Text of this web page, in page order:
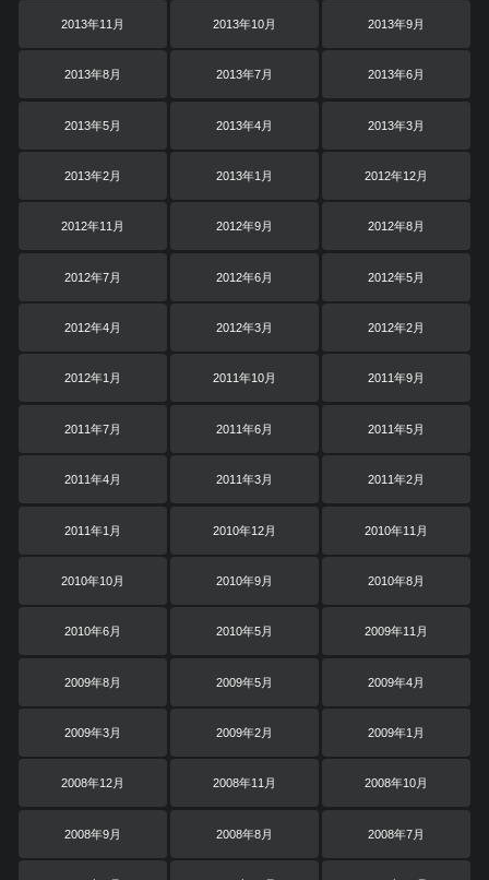
2013年11月 2013年10月 2013年9月
2013年8月 2013年7月 2013年6月
2013年5月 2013年4月 2013年3月
2013年2月 2013年1月 2012年12月
2012年11月 2012年9月 2012年8月
2012年7月 2012年6月 2012年5月
2012年4月 2012年3月 2012年2月
2012年1月 2011年10月 2011年9月
2011年7月 2011年6月 2011年5月
2011年4月 2011年3月 2011年2月
2011年1月 2010年12月 2010年11月
2010年10月 2010年9月 2010年8月
2010年6月 2010年5月 2009年11月
2009年8月 2009年5月 2009年4月
2009年3月 2009年2月 2009年1月
2008年12月 2008年11月 2008年10月
2008年9月 2008年8月 2008年7月